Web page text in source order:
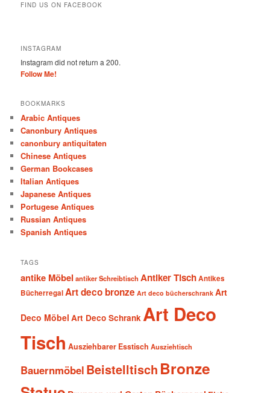
FIND US ON FACEBOOK
INSTAGRAM
Instagram did not return a 200.
Follow Me!
BOOKMARKS
Arabic Antiques
Canonbury Antiques
canonbury antiquitaten
Chinese Antiques
German Bookcases
Italian Antiques
Japanese Antiques
Portugese Antiques
Russian Antiques
Spanish Antiques
TAGS
antike Möbel antiker Schreibtisch Antiker TischAntikes
BücherregalArt deco bronze Art deco bücherschrank Art
Deco Möbel Art Deco Schrank Art Deco
Tisch Ausziehbarer Esstisch Ausziehtisch
Bauernmöbel Beistelltisch Bronze